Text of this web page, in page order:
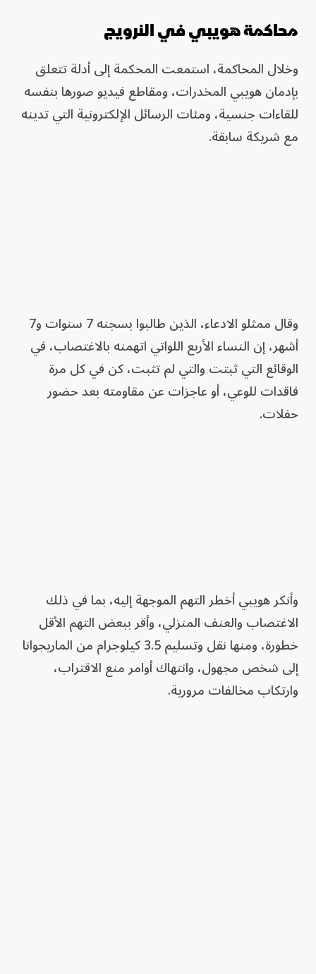
محاكمة هويبي في النرويج
وخلال المحاكمة، استمعت المحكمة إلى أدلة تتعلق
بإدمان هويبي المخدرات، ومقاطع فيديو صورها بنفسه
للقاءات جنسية، ومئات الرسائل الإلكترونية التي تدينه
مع شريكة سابقة.
وقال ممثلو الادعاء، الذين طالبوا بسجنه 7 سنوات و7
أشهر، إن النساء الأربع اللواتي اتهمنه بالاغتصاب، في
الوقائع التي ثبتت والتي لم تثبت، كن في كل مرة
فاقدات للوعي، أو عاجزات عن مقاومته بعد حضور
حفلات.
وأنكر هويبي أخطر التهم الموجهة إليه، بما في ذلك
الاغتصاب والعنف المنزلي، وأقر ببعض التهم الأقل
خطورة، ومنها نقل وتسليم 3.5 كيلوجرام من الماريجوانا
إلى شخص مجهول، وانتهاك أوامر منع الاقتراب،
وارتكاب مخالفات مرورية.